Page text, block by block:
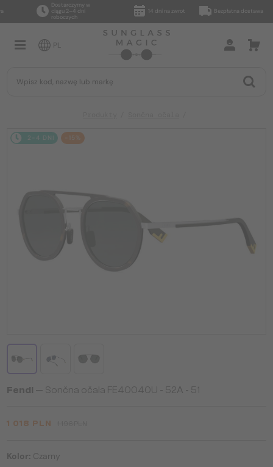
Dostarczymy w
ciągu 2–4 dni
roboczych
14 dni na zwrot Bezpłatna dostawa
PL
2-4 DNI -15%
Fendi — Sončna očala FE40040U - 52A - 51
1 018 PLN
Kolor: Czarny